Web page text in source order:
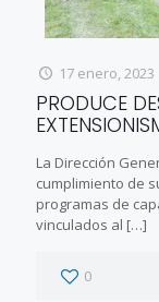
17 enero, 2023
PRODUCE
La Dirección
cumplimiento de
programas de
vinculados al […]
0